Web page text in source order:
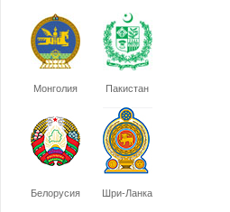
Монголия Пакистан
Белорусия Шри-Ланка